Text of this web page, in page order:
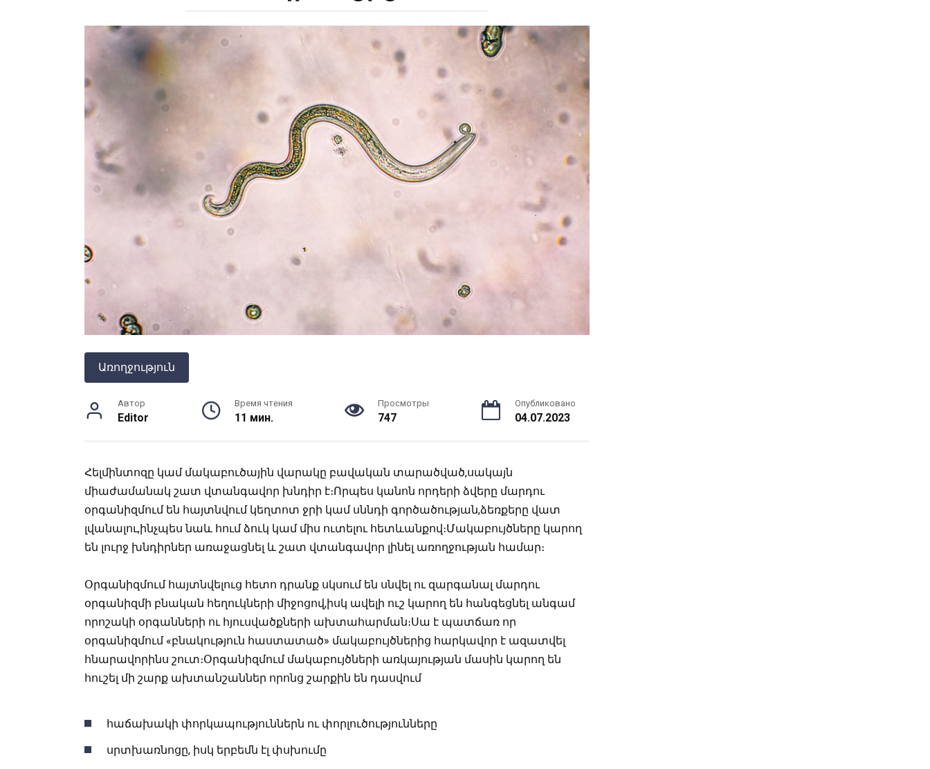
Առողջություն
Автор
Editor
Время чтения
11 мин.
Просмотры
747
Опубликовано
04.07.2023
Հելմինտոզը կամ մակաբուծային վարակը բավական տարածված,սակայն
միաժամանակ շատ վտանգավոր խնդիր է։Որպես կանոն որդերի ձվերը մարդու
օրգանիզմում են հայտնվում կեղտոտ ջրի կամ սննդի գործածության,ձեռքերը վատ
լվանալու,ինչպես նաև հում ձուկ կամ միս ուտելու հետևանքով։Մակաբույծները կարող
են լուրջ խնդիրներ առաջացնել և շատ վտանգավոր լինել առողջության համար։
Օրգանիզմում հայտնվելուց հետո դրանք սկսում են սնվել ու զարգանալ մարդու
օրգանիզմի բնական հեղուկների միջոցով,իսկ ավելի ուշ կարող են հանգեցնել անգամ
որոշակի օրգանների ու հյուսվածքների ախտահարման։Սա է պատճառ որ
օրգանիզմում «բնակություն հաստատած» մակաբույծներից հարկավոր է ազատվել
հնարավորինս շուտ։Օրգանիզմում մակաբույծների առկայության մասին կարող են
հուշել մի շարք ախտանշաններ որոնց շարքին են դասվում
հաճախակի փորկապություններն ու փորլուծությունները
սրտխառնոցը, իսկ երբեմն էլ փսխումը